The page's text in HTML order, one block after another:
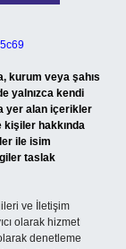
kurum veya şahıs
yalnızca kendi
yer alan içerikler
kişiler hakkında
ile isim
taslak
ve İletişim
olarak hizmet
denetleme